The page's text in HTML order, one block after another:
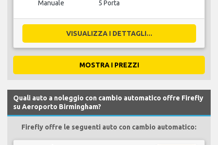
Manuale 5 Porta
VISUALIZZA I DETTAGLI...
MOSTRA I PREZZI
Quali auto a noleggio con cambio automatico offre Firefly
su Aeroporto Birmingham?
Firefly offre le seguenti auto con cambio automatico: